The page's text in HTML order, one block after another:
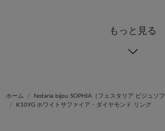
もっと見る
ホーム festaria bijou SOPHIA（フェスタリア ビジュソフ
K10YG ホワイトサファイア・ダイヤモンド リング